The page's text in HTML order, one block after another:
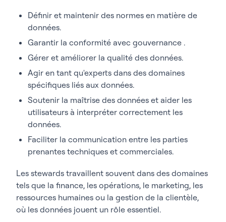
Définir et maintenir des normes en matière de
données.
Garantir la conformité avec gouvernance .
Gérer et améliorer la qualité des données.
Agir en tant qu'experts dans des domaines
spécifiques liés aux données.
Soutenir la maîtrise des données et aider les
utilisateurs à interpréter correctement les
données.
Faciliter la communication entre les parties
prenantes techniques et commerciales.
Les stewards travaillent souvent dans des domaines
tels que la finance, les opérations, le marketing, les
ressources humaines ou la gestion de la clientèle,
où les données jouent un rôle essentiel.